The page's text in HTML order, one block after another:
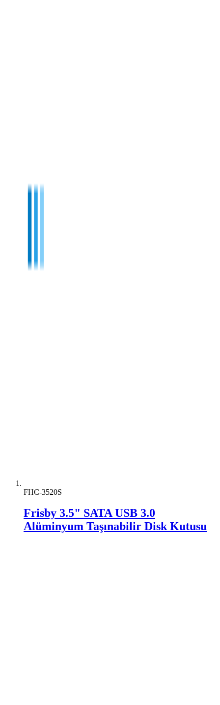
FHC-3520S
Frisby 3.5" SATA USB 3.0
Alüminyum Taşınabilir Disk Kutusu